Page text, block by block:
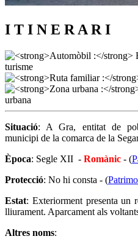
I T I N E R A R I
Situació: A Gra, entitat de
municipi de la comarca de la
Època: Segle XII - Romànic - (
Protecció: No hi consta - (
Estat: Exteriorment presenta un
lliurament. Aparcament als
Altres noms: